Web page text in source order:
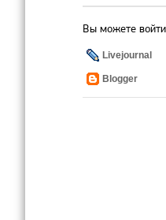
Вы можете войти
Livejournal
Blogger